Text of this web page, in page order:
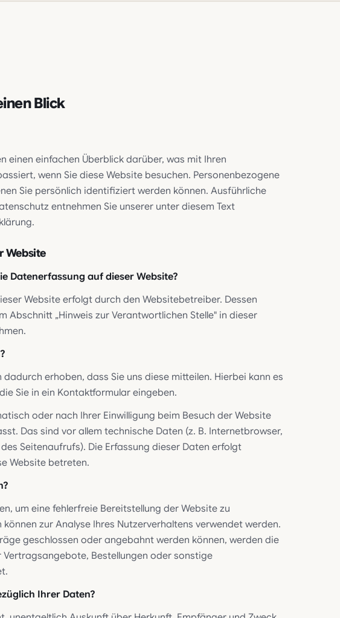
Blick
einen einfachen Überblick darüber, was mit Ihren
wenn Sie diese Website besuchen. Personenbezogene
Sie persönlich identifiziert werden können. Ausführliche
entnehmen Sie unserer unter diesem Text
Website
Datenerfassung auf dieser Website?
Website erfolgt durch den Websitebetreiber. Dessen
Abschnitt „Hinweis zur Verantwortlichen Stelle" in dieser
dadurch erhoben, dass Sie uns diese mitteilen. Hierbei kann es
Sie in ein Kontaktformular eingeben.
oder nach Ihrer Einwilligung beim Besuch der Website
Das sind vor allem technische Daten (z. B. Internetbrowser,
Seitenaufrufs). Die Erfassung dieser Daten erfolgt
Website betreten.
um eine fehlerfreie Bereitstellung der Website zu
zur Analyse Ihres Nutzerverhaltens verwendet werden.
geschlossen oder angebahnt werden können, werden die
Bestellungen oder sonstige
Ihrer Daten?